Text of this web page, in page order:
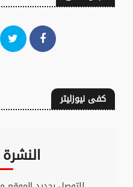
كفى نيوزليتر
النشرة